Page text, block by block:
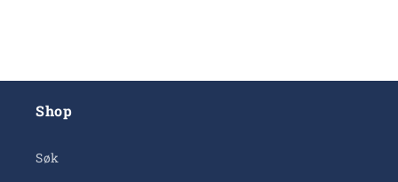
Shop
Søk